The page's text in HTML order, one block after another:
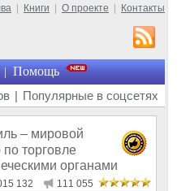
Книги О проекте Контакты
| Помощь
| Популярные в соцсетях
– мировой
по торговле
органами
132 111 055